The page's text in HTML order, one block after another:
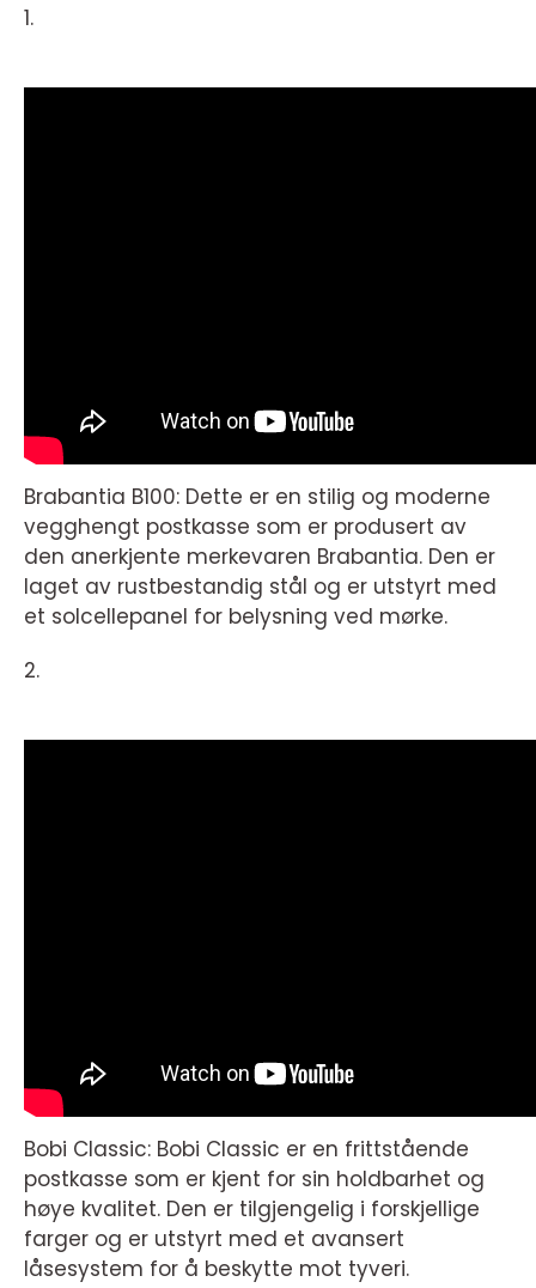
1.
Brabantia B100: Dette er en stilig og moderne
vegghengt postkasse som er produsert av
den anerkjente merkevaren Brabantia. Den er
laget av rustbestandig stål og er utstyrt med
et solcellepanel for belysning ved mørke.
2.
Bobi Classic: Bobi Classic er en frittstående
postkasse som er kjent for sin holdbarhet og
høye kvalitet. Den er tilgjengelig i forskjellige
farger og er utstyrt med et avansert
låsesystem for å beskytte mot tyveri.